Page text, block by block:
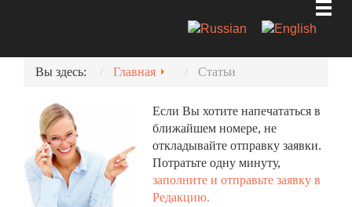
Вы здесь: Главная Статьи
Если Вы хотите напечататься в
ближайшем номере, не
откладывайте отправку заявки.
Потратьте одну минуту,
заполните и отправьте заявку в
Редакцию.